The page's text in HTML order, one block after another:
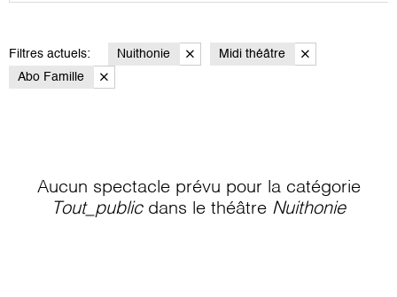
Filtres actuels: Nuithonie
Midi théâtre
Abo Famille
Aucun spectacle prévu pour la catégorie
Tout_publicdans le théâtre Nuithonie